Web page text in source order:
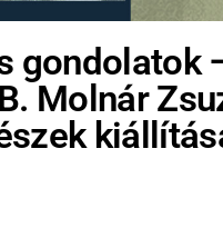
gondolatok
Molnár